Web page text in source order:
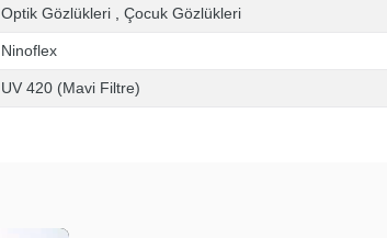
Optik Gözlükleri Çocuk Gözlükleri
Ninoflex
UV 420 (Mavi Filtre)